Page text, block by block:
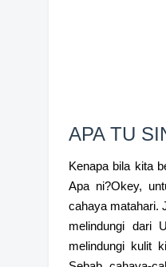
APA TU
Kenapa bila kita
Apa ni?Okey,
cahaya matahari.
melindungi dari
melindungi kulit